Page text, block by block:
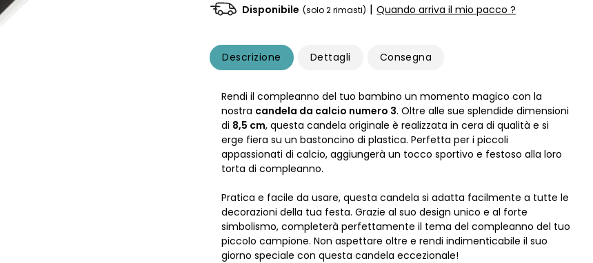
Disponibile (solo 2 rimasti) | Quando arriva il mio pacco ?
Descrizione Dettagli Consegna
Rendi il compleanno del tuo bambino un momento magico con la
nostra candela da calcio numero 3. Oltre alle sue splendide dimensioni
di 8,5 cm, questa candela originale è realizzata in cera di qualità e si
erge fiera su un bastoncino di plastica. Perfetta per i piccoli
appassionati di calcio, aggiungerà un tocco sportivo e festoso alla loro
torta di compleanno.
Pratica e facile da usare, questa candela si adatta facilmente a tutte le
decorazioni della tua festa. Grazie al suo design unico e al forte
simbolismo, completerà perfettamente il tema del compleanno del tuo
piccolo campione. Non aspettare oltre e rendi indimenticabile il suo
giorno speciale con questa candela eccezionale!